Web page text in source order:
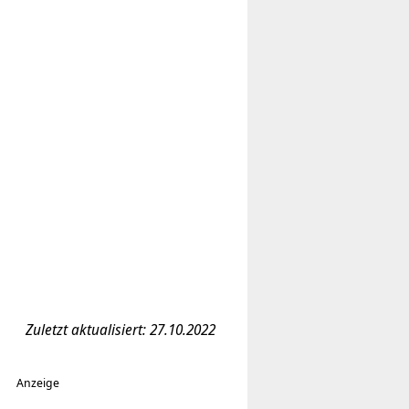
Zuletzt aktualisiert: 27.10.2022
Anzeige